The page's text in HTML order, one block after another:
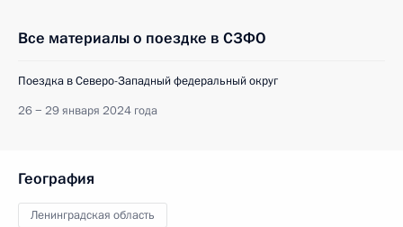
Все материалы о поездке в СЗФО
Поездка в Северо-Западный федеральный округ
26 − 29 января 2024 года
География
Ленинградская область